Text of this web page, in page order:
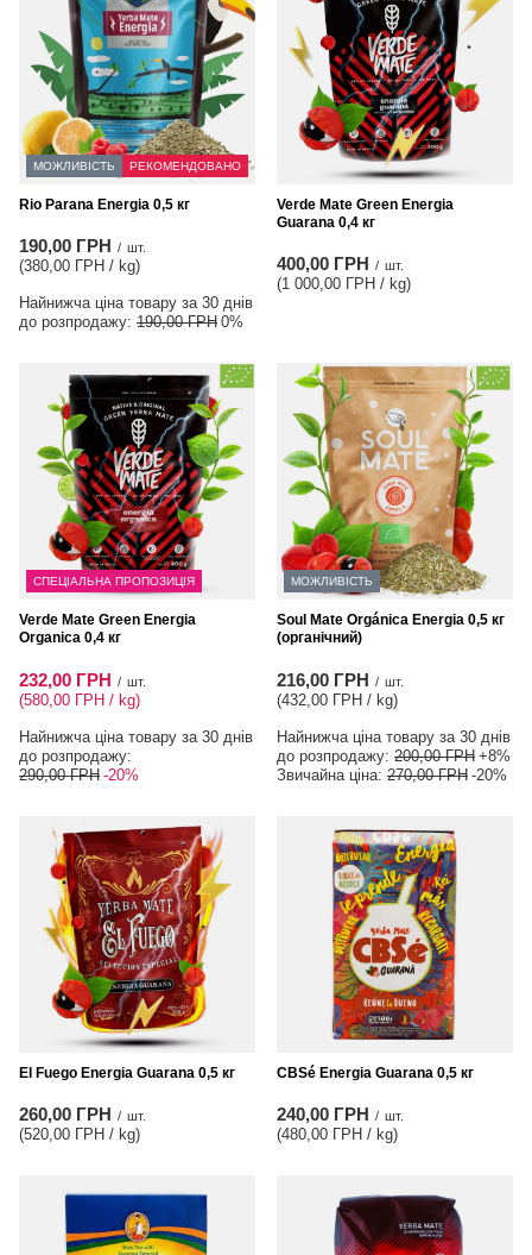
МОЖЛИВІСТЬ РЕКОМЕНДОВАНО
Rio Parana Energia 0,5 кг
190,00 ГРН / шт.
(380,00 ГРН / kg)
Найнижча ціна товару за 30 днів
до розпродажу: 190,00 ГРН 0%
Verde Mate Green Energia
Guarana 0,4 кг
400,00 ГРН / шт.
(1 000,00 ГРН / kg)
СПЕЦІАЛЬНА ПРОПОЗИЦІЯ
Verde Mate Green Energia
Organica 0,4 кг
232,00 ГРН / шт.
(580,00 ГРН / kg)
Найнижча ціна товару за 30 днів
до розпродажу:
290,00 ГРН -20%
МОЖЛИВІСТЬ
Soul Mate Orgánica Energia 0,5 кг
(органічний)
216,00 ГРН / шт.
(432,00 ГРН / kg)
Найнижча ціна товару за 30 днів
до розпродажу: 200,00 ГРН +8%
Звичайна ціна: 270,00 ГРН -20%
El Fuego Energia Guarana 0,5 кг
260,00 ГРН / шт.
(520,00 ГРН / kg)
CBSé Energia Guarana 0,5 кг
240,00 ГРН / шт.
(480,00 ГРН / kg)